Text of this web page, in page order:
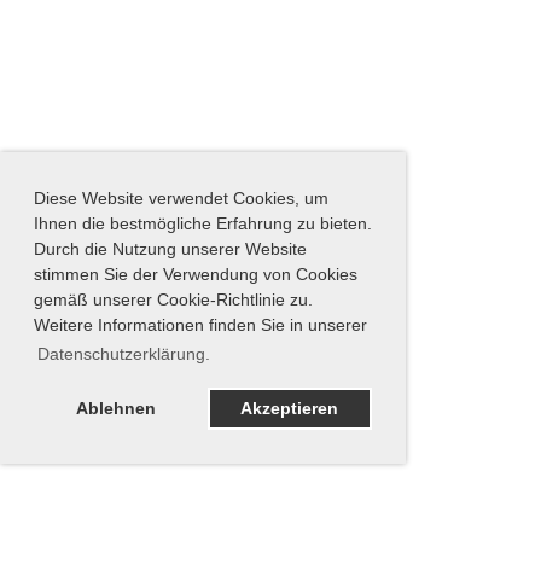
Diese Website verwendet Cookies, um
Ihnen die bestmögliche Erfahrung zu bieten.
Durch die Nutzung unserer Website
stimmen Sie der Verwendung von Cookies
gemäß unserer Cookie-Richtlinie zu.
Weitere Informationen finden Sie in unserer
Datenschutzerklärung.
Ablehnen Akzeptieren